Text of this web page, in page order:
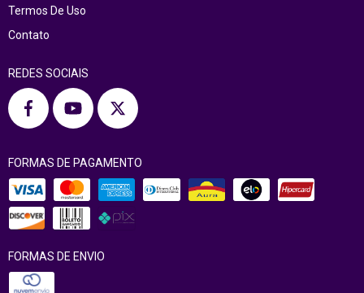
Termos De Uso
Contato
REDES SOCIAIS
FORMAS DE PAGAMENTO
FORMAS DE ENVIO